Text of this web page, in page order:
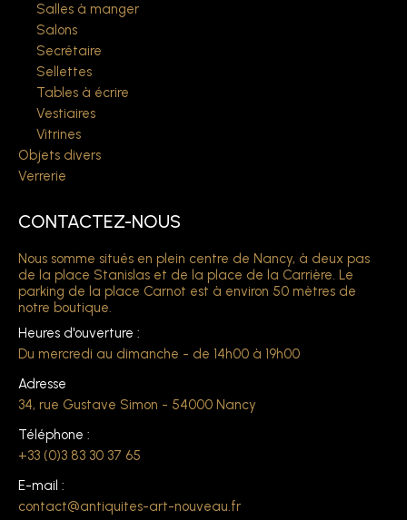
Salles à manger
Salons
Secrétaire
Sellettes
Tables à écrire
Vestiaires
Vitrines
Objets divers
Verrerie
CONTACTEZ-NOUS
Nous somme situés en plein centre de Nancy, à deux pas
de la place Stanislas et de la place de la Carrière. Le
parking de la place Carnot est à environ 50 mètres de
notre boutique.
Heures d'ouverture :
Du mercredi au dimanche - de 14h00 à 19h00
Adresse
34, rue Gustave Simon - 54000 Nancy
Téléphone :
+33 (0)3 83 30 37 65
E-mail :
contact@antiquites-art-nouveau.fr